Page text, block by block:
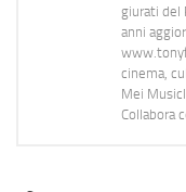
giurati del
anni
cinema,
Mei
Collabora